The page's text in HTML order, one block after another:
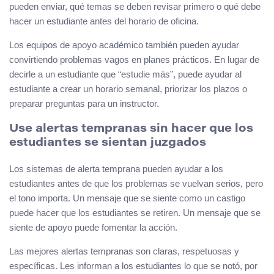
pueden enviar, qué temas se deben revisar primero o qué debe
hacer un estudiante antes del horario de oficina.
Los equipos de apoyo académico también pueden ayudar
convirtiendo problemas vagos en planes prácticos. En lugar de
decirle a un estudiante que “estudie más”, puede ayudar al
estudiante a crear un horario semanal, priorizar los plazos o
preparar preguntas para un instructor.
Use alertas tempranas sin hacer que los
estudiantes se sientan juzgados
Los sistemas de alerta temprana pueden ayudar a los
estudiantes antes de que los problemas se vuelvan serios, pero
el tono importa. Un mensaje que se siente como un castigo
puede hacer que los estudiantes se retiren. Un mensaje que se
siente de apoyo puede fomentar la acción.
Las mejores alertas tempranas son claras, respetuosas y
específicas. Les informan a los estudiantes lo que se notó, por